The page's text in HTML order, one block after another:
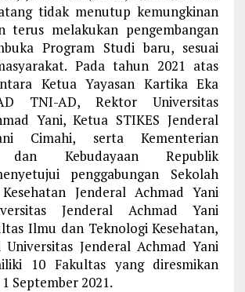
tidak menutup kemungkinan
terus melakukan pengembangan
Program Studi baru, sesuai
Pada tahun 2021 atas
Ketua Yayasan Kartika Eka
TNI-AD, Rektor Universitas
Yani, Ketua STIKES Jenderal
Cimahi, serta Kementerian
dan Kebudayaan Republik
penggabungan Sekolah
Jenderal Achmad Yani
Jenderal Achmad Yani
Ilmu dan Teknologi Kesehatan,
Universitas Jenderal Achmad Yani
10 Fakultas yang diresmikan
September 2021.